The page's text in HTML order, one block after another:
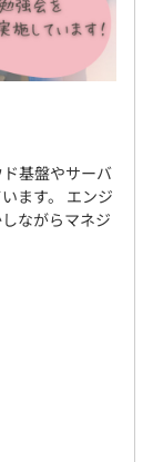
）
ド基盤やサーバ
ます。 エンジ
ながらマネジ